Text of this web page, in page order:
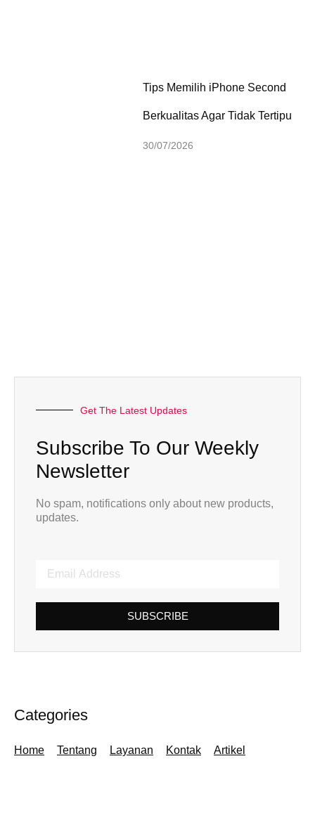
Tips Memilih iPhone Second
Berkualitas Agar Tidak Tertipu
30/07/2026
Get The Latest Updates
Subscribe To Our Weekly
Newsletter
No spam, notifications only about new products,
updates.
SUBSCRIBE
Categories
Home Tentang Layanan Kontak Artikel